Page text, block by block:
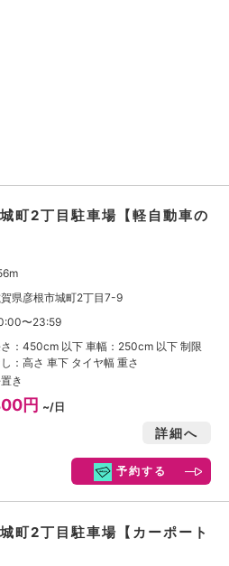
町2丁目駐車場【軽自動車の
県彦根市城町2丁目7-9
〜23:59
：450cm 以下 車幅：250cm 以下 制限
：高さ 車下 タイヤ幅 重さ
き
円 ~/日
詳細へ
予約する
町2丁目駐車場【カーポート